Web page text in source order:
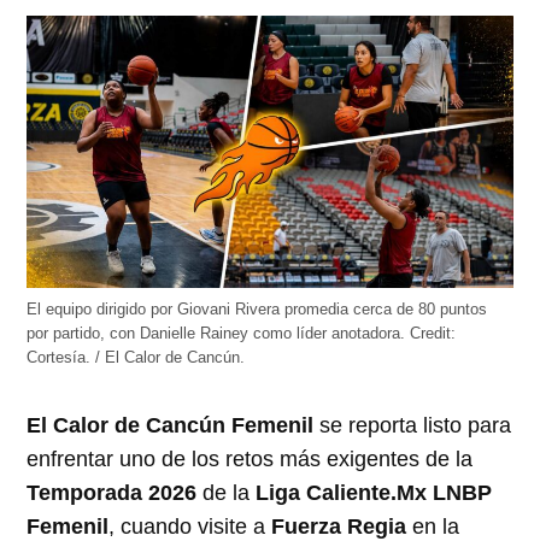
abre
en
una
ventana
nueva)
abre
en
una
ventana
nueva)
abre
ventana
nueva)
abre
en
ventana
nueva)
abre
en
una
ventana
nueva)
El equipo dirigido por Giovani Rivera promedia cerca de 80 puntos
por partido, con Danielle Rainey como líder anotadora.Credit:
Cortesía. / El Calor de Cancún.
El Calor de Cancún Femenil se reporta listo para
enfrentar uno de los retos más exigentes de la
Temporada 2026 de la Liga Caliente.Mx LNBP
Femenil , cuando visite a Fuerza Regia en la